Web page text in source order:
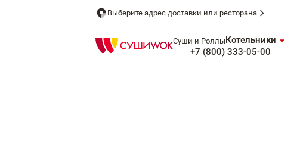
Выберите адрес доставки или ресторана
Суши и РоллыКотельники
+7 (800) 333-05-00